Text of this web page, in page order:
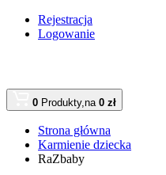
Rejestracja
Logowanie
0 Produkty,na 0 zł
Strona główna
Karmienie dziecka
RaZbaby